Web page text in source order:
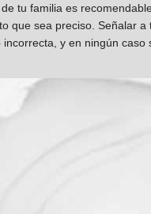
tu familia es
que sea preciso. Señalar
incorrecta, y en ningún